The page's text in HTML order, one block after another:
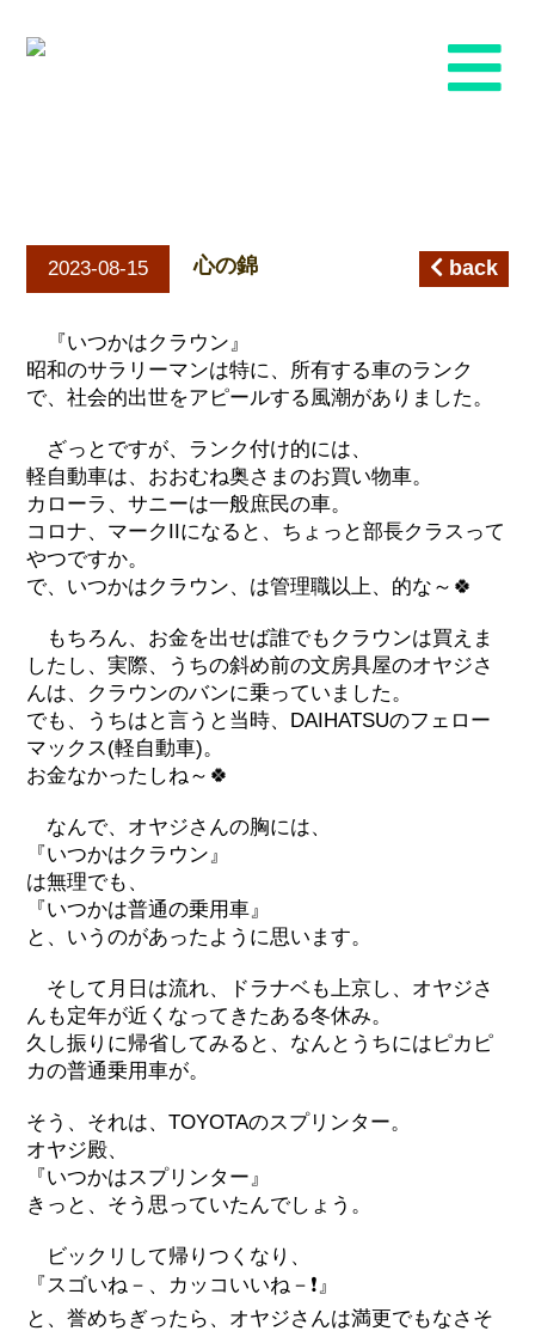
2023-08-15 心の錦 back
『いつかはクラウン』
昭和のサラリーマンは特に、所有する車のランク
で、社会的出世をアピールする風潮がありました。
ざっとですが、ランク付け的には、
軽自動車は、おおむね奥さまのお買い物車。
カローラ、サニーは一般庶民の車。
コロナ、マークIIになると、ちょっと部長クラスって
やつですか。
で、いつかはクラウン、は管理職以上、的な～🍀
もちろん、お金を出せば誰でもクラウンは買えま
したし、実際、うちの斜め前の文房具屋のオヤジさ
んは、クラウンのバンに乗っていました。
でも、うちはと言うと当時、DAIHATSUのフェロー
マックス(軽自動車)。
お金なかったしね～🍀
なんで、オヤジさんの胸には、
『いつかはクラウン』
は無理でも、
『いつかは普通の乗用車』
と、いうのがあったように思います。
そして月日は流れ、ドラナベも上京し、オヤジさ
んも定年が近くなってきたある冬休み。
久し振りに帰省してみると、なんとうちにはピカピ
カの普通乗用車が。
そう、それは、TOYOTAのスプリンター。
オヤジ殿、
『いつかはスプリンター』
きっと、そう思っていたんでしょう。
ビックリして帰りつくなり、
『スゴいね－、カッコいいね－❗』
と、誉めちぎったら、オヤジさんは満更でもなさそ